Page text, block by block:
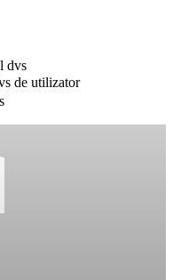
dvs
de utilizator